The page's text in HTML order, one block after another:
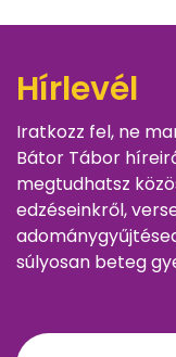
Hírlevél
Iratkozz fel, ne
Bátor Tábor
megtudhatsz
edzéseinkről,
súlyosan beteg